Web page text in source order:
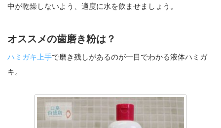
中が乾燥しないよう、適度に水を飲ませましょう。
オススメの歯磨き粉は？
ハミガキ上手で磨き残しがあるのが一目でわかる液体ハミガ
キ。